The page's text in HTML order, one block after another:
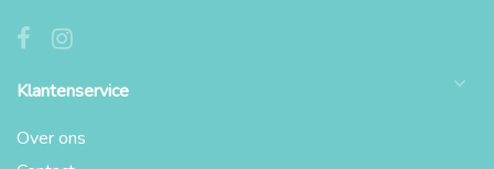
Klantenservice
Over ons